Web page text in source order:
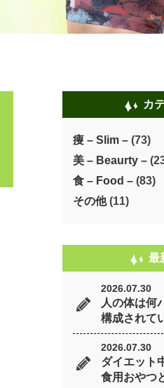
カ
痩 – Slim – (73)
美 – Beaurty –
食 – Food – (83)
その他(11)
最
2026.07.30
人の体は何
構成されて
2026.07.30
ダイエット
食用おやつ